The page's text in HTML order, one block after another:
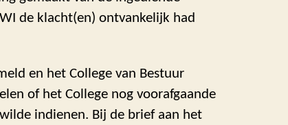
de klacht(en) ontvankelijk had
en het College van Bestuur
of het College nog voorafgaande
indienen. Bij de brief aan het